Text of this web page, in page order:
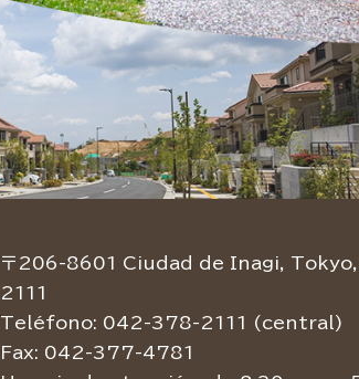
〒206-8601 Ciudad de Inagi,
2111
Teléfono: 042-378-2111 (central)
Fax: 042-377-4781